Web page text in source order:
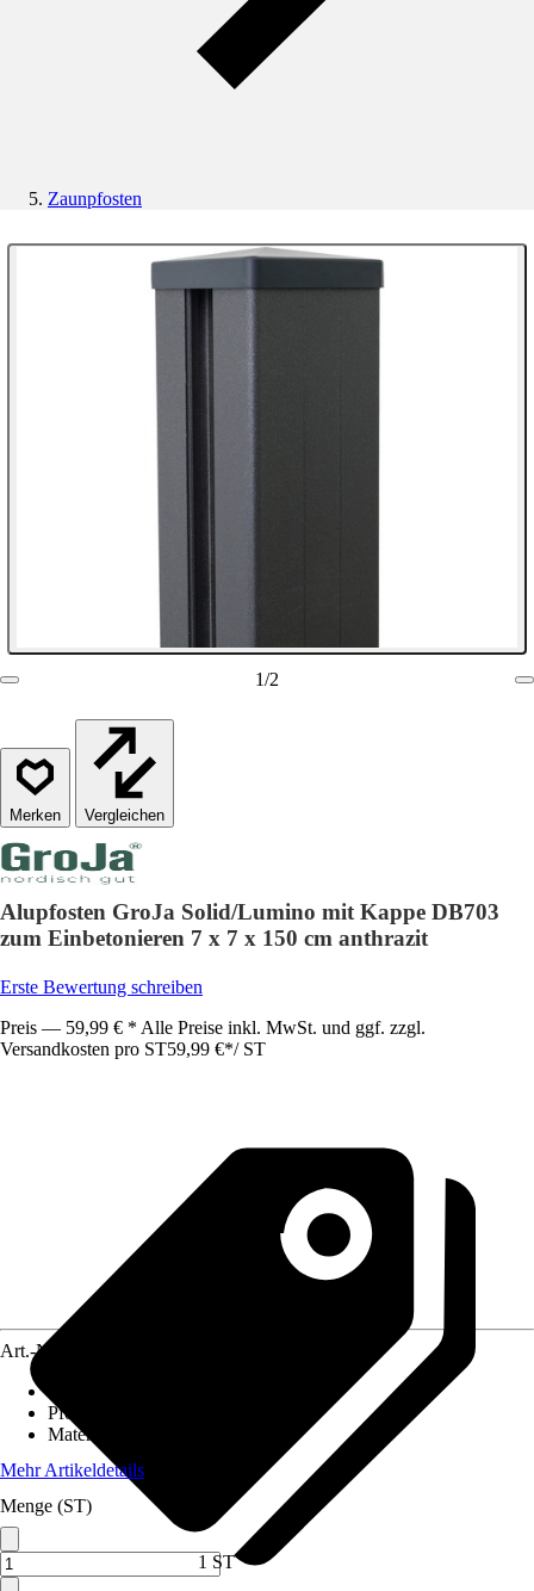
Zaunpfosten
1/2
Vergleichen
Alupfosten GroJa Solid/Lumino mit Kappe DB703
zum Einbetonieren 7 x 7 x 150 cm anthrazit
Erste Bewertung schreiben
Preis — 59,99 € * Alle Preise inkl. MwSt. und ggf. zzgl.
Versandkosten pro ST59,99 €*/ ST
Art.-Nr.
Pfostenstärke
Material
Mehr Artikeldetails
Menge (ST)
1 ST